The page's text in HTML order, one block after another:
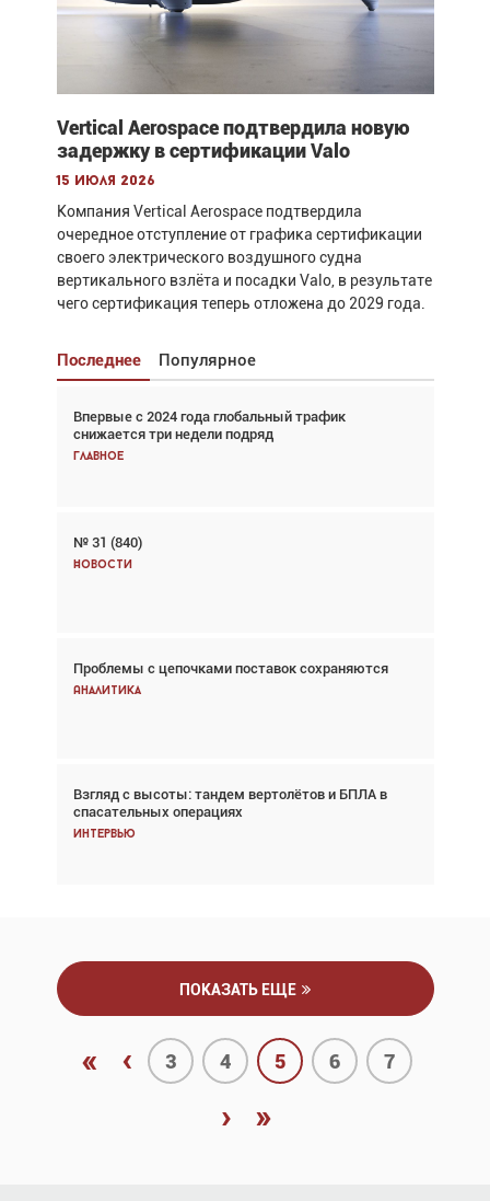
Vertical Aerospace подтвердила новую
задержку в сертификации Valo
15 июля 2026
Компания Vertical Aerospace подтвердила
очередное отступление от графика сертификации
своего электрического воздушного судна
вертикального взлёта и посадки Valo, в результате
чего сертификация теперь отложена до 2029 года.
Последнее Популярное
Впервые с 2024 года глобальный трафик
снижается три недели подряд
Главное
№ 31 (840)
Новости
Проблемы с цепочками поставок сохраняются
Аналитика
Взгляд с высоты: тандем вертолётов и БПЛА в
спасательных операциях
Интервью
Взгляд с высоты: тандем вертолётов и БПЛА в
спасательных операциях
Главное
Авиационный фотограф Дэйв Кох: «Фотография
говорит сама за себя... а ИИ всё портит»
Впервые с 2024 года глобальный трафик
снижается три недели подряд
Частный самолёт – это актив. Подходите к
покупке соответствующим образом
Интервью
ПОКАЗАТЬ ЕЩЕ
« ‹ 3 4 5 6 7
› »